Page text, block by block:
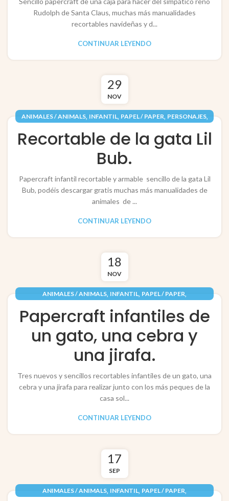
Rudolph de Santa Claus, muchas más manualidades
recortables navideñas y d...
CONTINUAR LEYENDO
29
NOV
ANIMALES / ANIMALS, INFANTIL, PAPEL / PAPER, PERSONAJES,
Recortable de la gata Lil
Bub.
Papercraft infantil recortable y armable sencillo de la gata Lil
Bub, podéis descargar gratis muchas más manualidades de
animales de ...
CONTINUAR LEYENDO
18
NOV
ANIMALES / ANIMALS, INFANTIL, PAPEL / PAPER,
Papercraft infantiles de
un gato, una cebra y
una jirafa.
Tres nuevos y sencillos recortables infantiles de un gato, una
cebra y una jirafa para realizar junto con los más peques de la
casa sol...
CONTINUAR LEYENDO
17
SEP
ANIMALES / ANIMALS, INFANTIL, PAPEL / PAPER,